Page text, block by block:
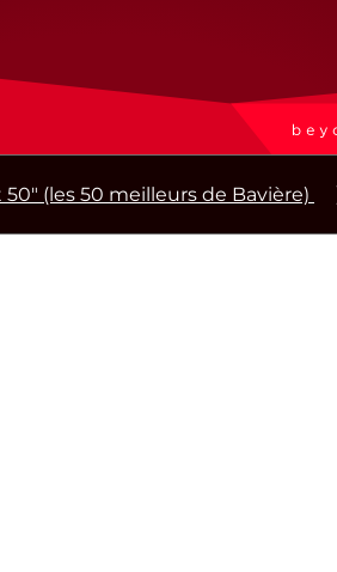
(les 50 meilleurs de Bavière)